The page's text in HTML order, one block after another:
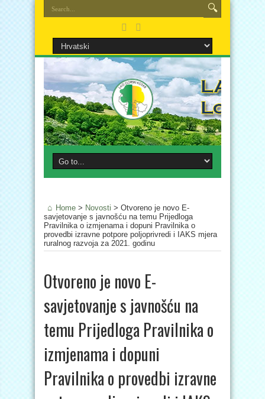
Home > Novosti > Otvoreno je novo E-
savjetovanje s javnošću na temu Prijedloga
Pravilnika o izmjenama i dopuni Pravilnika o
provedbi izravne potpore poljoprivredi i IAKS mjera
ruralnog razvoja za 2021. godinu
Otvoreno je novo E-
savjetovanje s javnošću na
temu Prijedloga Pravilnika o
izmjenama i dopuni
Pravilnika o provedbi izravne